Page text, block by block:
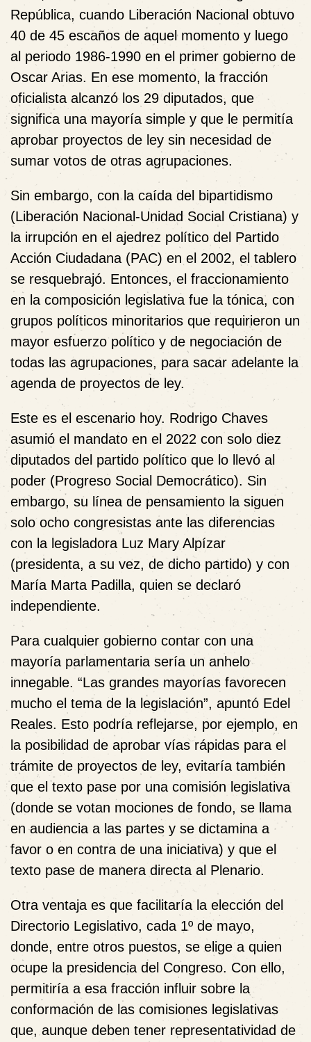
República, cuando Liberación Nacional obtuvo
40 de 45 escaños de aquel momento y luego
al periodo 1986-1990 en el primer gobierno de
Oscar Arias. En ese momento, la fracción
oficialista alcanzó los 29 diputados, que
significa una mayoría simple y que le permitía
aprobar proyectos de ley sin necesidad de
sumar votos de otras agrupaciones.
Sin embargo, con la caída del bipartidismo
(Liberación Nacional-Unidad Social Cristiana) y
la irrupción en el ajedrez político del Partido
Acción Ciudadana (PAC) en el 2002, el tablero
se resquebrajó. Entonces, el fraccionamiento
en la composición legislativa fue la tónica, con
grupos políticos minoritarios que requirieron un
mayor esfuerzo político y de negociación de
todas las agrupaciones, para sacar adelante la
agenda de proyectos de ley.
Este es el escenario hoy. Rodrigo Chaves
asumió el mandato en el 2022 con solo diez
diputados del partido político que lo llevó al
poder (Progreso Social Democrático). Sin
embargo, su línea de pensamiento la siguen
solo ocho congresistas ante las diferencias
con la legisladora Luz Mary Alpízar
(presidenta, a su vez, de dicho partido) y con
María Marta Padilla, quien se declaró
independiente.
Para cualquier gobierno contar con una
mayoría parlamentaria sería un anhelo
innegable. “Las grandes mayorías favorecen
mucho el tema de la legislación”, apuntó Edel
Reales. Esto podría reflejarse, por ejemplo, en
la posibilidad de aprobar vías rápidas para el
trámite de proyectos de ley, evitaría también
que el texto pase por una comisión legislativa
(donde se votan mociones de fondo, se llama
en audiencia a las partes y se dictamina a
favor o en contra de una iniciativa) y que el
texto pase de manera directa al Plenario.
Otra ventaja es que facilitaría la elección del
Directorio Legislativo, cada 1º de mayo,
donde, entre otros puestos, se elige a quien
ocupe la presidencia del Congreso. Con ello,
permitiría a esa fracción influir sobre la
conformación de las comisiones legislativas
que, aunque deben tener representatividad de